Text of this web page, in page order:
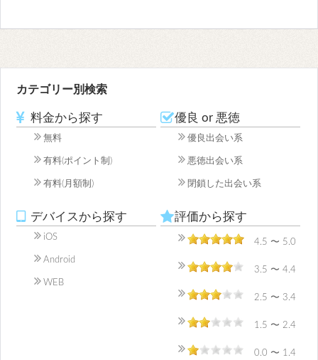
カテゴリー別検索
料金から探す
無料
有料(ポイント制)
有料(月額制)
優良 or 悪徳
優良出会い系
悪徳出会い系
閉鎖した出会い系
デバイスから探す
iOS
Android
WEB
評価から探す
4.5 〜 5.0
3.5 〜 4.4
2.5 〜 3.4
1.5 〜 2.4
0.0 〜 1.4